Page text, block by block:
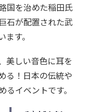
国を治めた稲田氏
石が配置された武
す。
美しい音色に耳を
る！日本の伝統や
イベントです。